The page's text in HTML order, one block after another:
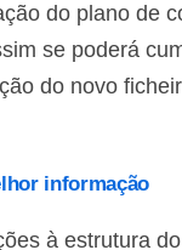
do plano de
se poderá
do novo
informação
à estrutura